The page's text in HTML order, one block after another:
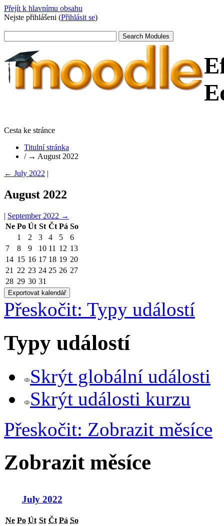
Přejít k hlavnímu obsahu
Nejste přihlášeni (Přihlásit se)
Cesta ke stránce
Titulní stránka
/ → August 2022
← July 2022 |
August 2022
| September 2022 →
Ne Po Út St Čt Pá So
1
2 3 4 5
6
7
8 9 10 11 12 13
14 15 16 17 18 19 20
21
22 23 24 25 26 27
28 29 30 31
Přeskočit: Typy událostí
Typy událostí
Skrýt globální události
Skrýt události kurzu
Přeskočit: Zobrazit měsíce
Zobrazit měsíce
July 2022
Ne Po Út St Čt Pá So